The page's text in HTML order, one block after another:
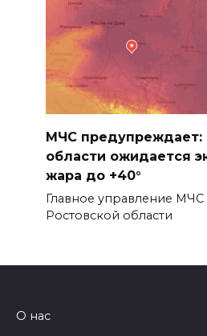
МЧС предупреждает:
области ожидается
жара до +40°
Главное управление
Ростовской области
О нас